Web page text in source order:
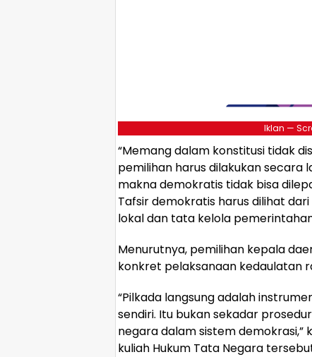
Iklan —
“Memang dalam konstitusi tidak
pemilihan harus dilakukan
makna demokratis tidak bisa
Tafsir demokratis harus dilihat
lokal dan tata kelola
Menurutnya, pemilihan kepala
konkret pelaksanaan kedaulatan
“Pilkada langsung adalah
sendiri. Itu bukan sekadar
negara dalam sistem
kuliah Hukum Tata Negara